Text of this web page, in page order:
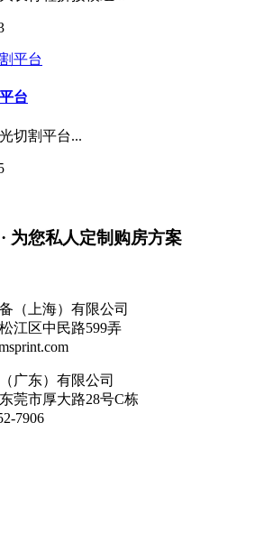
台
切割平台...
为您私人定制购房方案
（上海）有限公司
江区中民路599弄
广东）有限公司
莞市厚大路28号C栋
7906